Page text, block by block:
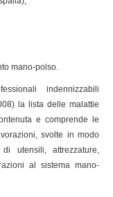
mano-polso.
indennizzabili
la lista delle malattie
e comprende le
svolte in modo
utensili, attrezzature,
al sistema mano-